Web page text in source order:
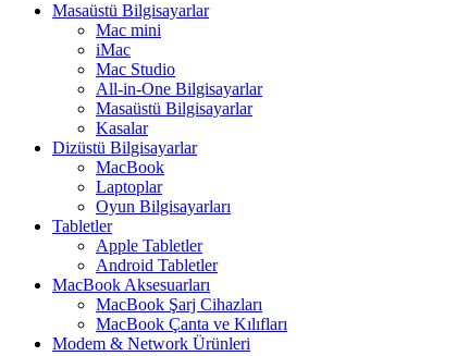
Masaüstü Bilgisayarlar
Mac mini
iMac
Mac Studio
All-in-One Bilgisayarlar
Masaüstü Bilgisayarlar
Kasalar
Dizüstü Bilgisayarlar
MacBook
Laptoplar
Oyun Bilgisayarları
Tabletler
Apple Tabletler
Android Tabletler
MacBook Aksesuarları
MacBook Şarj Cihazları
MacBook Çanta ve Kılıfları
Modem & Network Ürünleri